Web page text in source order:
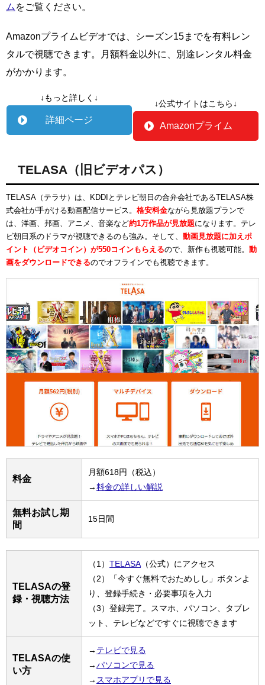
ム をご覧ください。
Amazonプライムビデオでは、シーズン15までを有料レン
タルで視聴できます。月額料金以外に、別途レンタル料金
がかかります。
↓もっと詳しく↓
詳細ページ
↓公式サイトはこちら↓
Amazonプライム
TELASA（旧ビデオパス）
TELASA（テラサ）は、KDDIとテレビ朝日の合弁会社であるTELASA株
式会社が手がける動画配信サービス。 格安料金ながら見放題プランで
は、洋画、邦画、アニメ、音楽など約1万作品が見放題になります。テレ
ビ朝日系のドラマが視聴できるのも強み。そして、 動画見放題に加えポ
イント（ビデオコイン）が550コインもらえるので、新作も視聴可能。 動
画をダウンロードできるのでオフラインでも視聴できます。
料金
月額618円（税込）
→料金の詳しい解説
無料お試し期
間
15日間
TELASAの登
録・視聴方法
（1） TELASA （公式）にアクセス
（2）「今すぐ無料でおためしし」ボタンよ
り、登録手続き・必要事項を入力
（3）登録完了。スマホ、パソコン、タブレ
ット、テレビなどですぐに視聴できます
TELASAの使
い方
→ テレビで見る
→パソコンで見る
→ スマホアプリで見る